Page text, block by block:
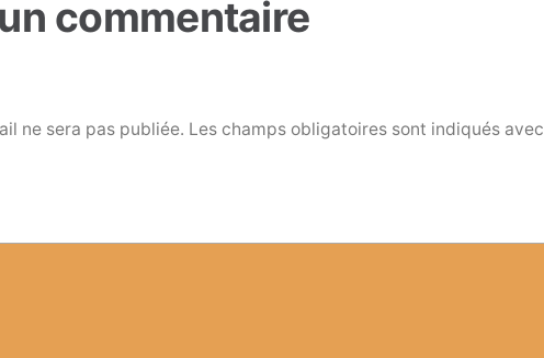
commentaire
ne sera pas publiée. Les champs obligatoires sont indiqués avec